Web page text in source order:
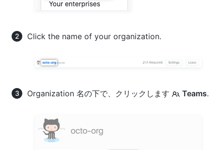
Click the name of your organization.
Organization 名の下で、クリックします Teams.